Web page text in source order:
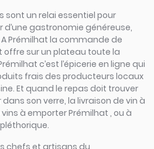
sont un relai essentiel pour
gastronomie généreuse,
Prémilhat la commande de
offre sur un plateau toute la
c’est l’épicerie en ligne qui
frais des producteurs locaux
Et quand le repas doit trouver
son verre, la livraison de vin à
à emporter Prémilhat , ou à
chefs et artisans du